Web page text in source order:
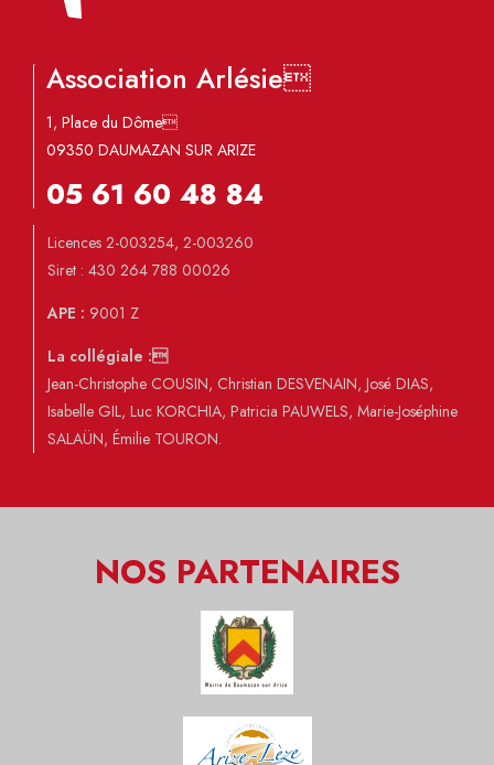
Association Arlésie
1, Place du Dôme
09350 DAUMAZAN SUR ARIZE
05 61 60 48 84
Licences 2-003254, 2-003260
Siret : 430 264 788 00026
APE : 9001 Z
La collégiale :
Jean-Christophe COUSIN, Christian DESVENAIN, José DIAS,
Isabelle GIL, Luc KORCHIA, Patricia PAUWELS, Marie-Joséphine
SALAÜN, Émilie TOURON.
NOS PARTENAIRES